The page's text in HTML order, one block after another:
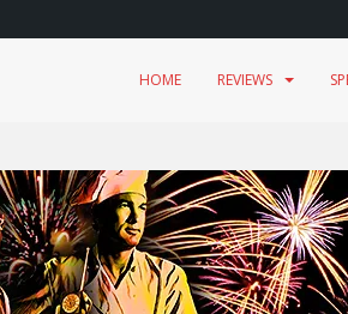
HOME REVIEWS